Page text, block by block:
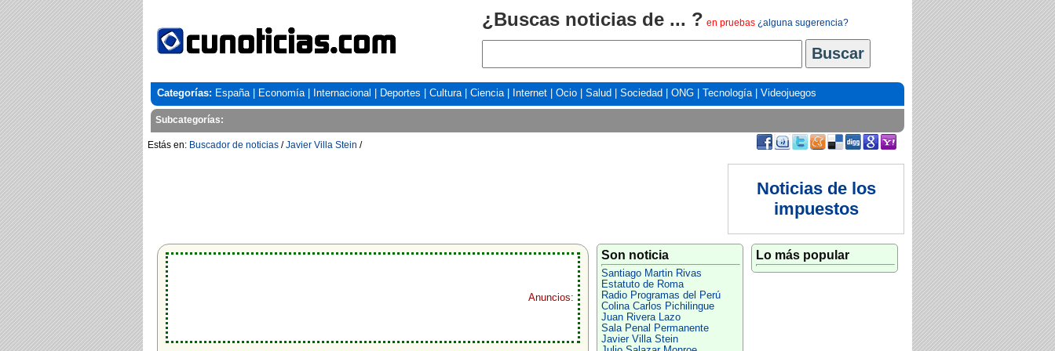
¿Buscas noticias de ... ? en pruebas ¿alguna sugerencia?
Categorías: España| Economía| Internacional Deportes Cultura| Ciencia| Internet Ocio Salud Sociedad ONG Tecnología| Videojuegos
Subcategorías:
Estás en: Buscador de noticias /Javier Villa Stein /
Noticias de los
impuestos
Anuncios:
Son noticia
Santiago Martin Rivas
Estatuto de Roma
Radio Programas del Perú
Colina Carlos Pichilingue
Juan Rivera Lazo
Sala Penal Permanente
Javier Villa Stein
Lo más popular